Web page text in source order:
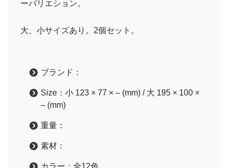
ーバリエション。
大、小サイズあり。2個セット。
ブランド：
Size：小 123 × 77 × – (mm) / 大 195 × 100 ×
– (mm)
重量：
素材：